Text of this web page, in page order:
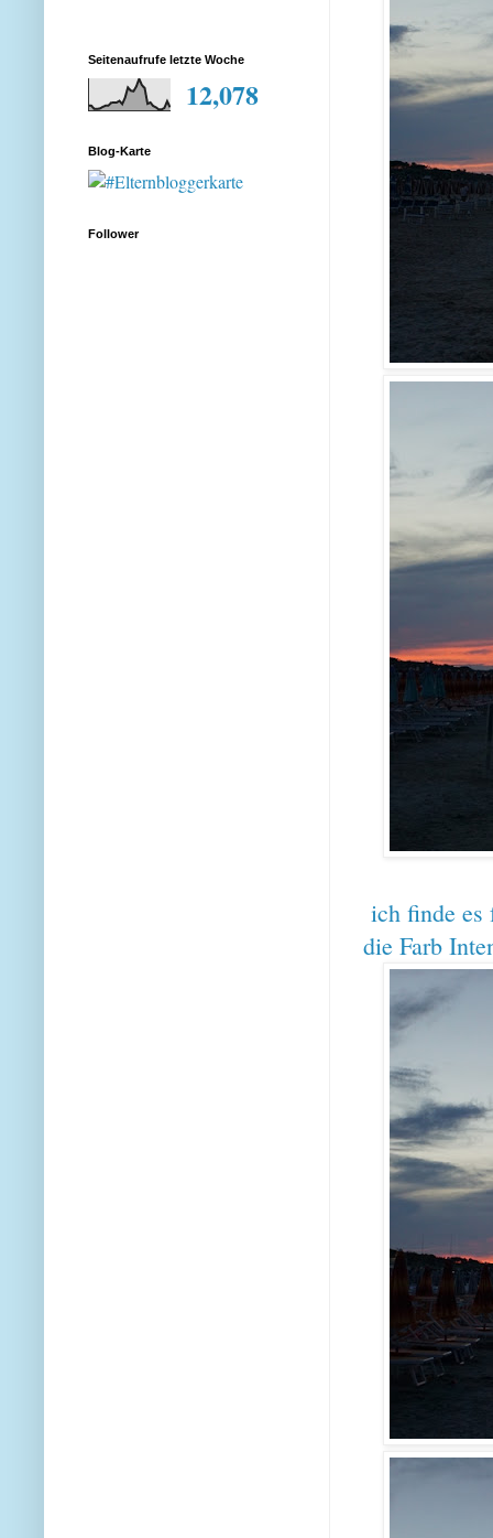
ich finde es
die Farb
Seitenaufrufe letzte Woche
12,078
Blog-Karte
Follower